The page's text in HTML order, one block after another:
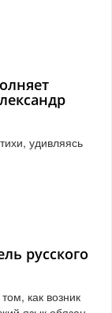
удивляясь
русского
как возник